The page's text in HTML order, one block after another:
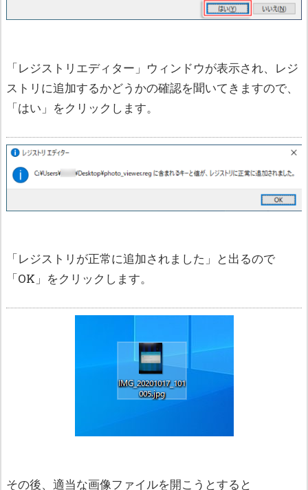
「レジストリエディター」ウィンドウが表示され、レジ
ストリに追加するかどうかの確認を聞いてきますので、
「はい」をクリックします。
「レジストリが正常に追加されました」と出るので
「OK」をクリックします。
その後、適当な画像ファイルを開こうとすると